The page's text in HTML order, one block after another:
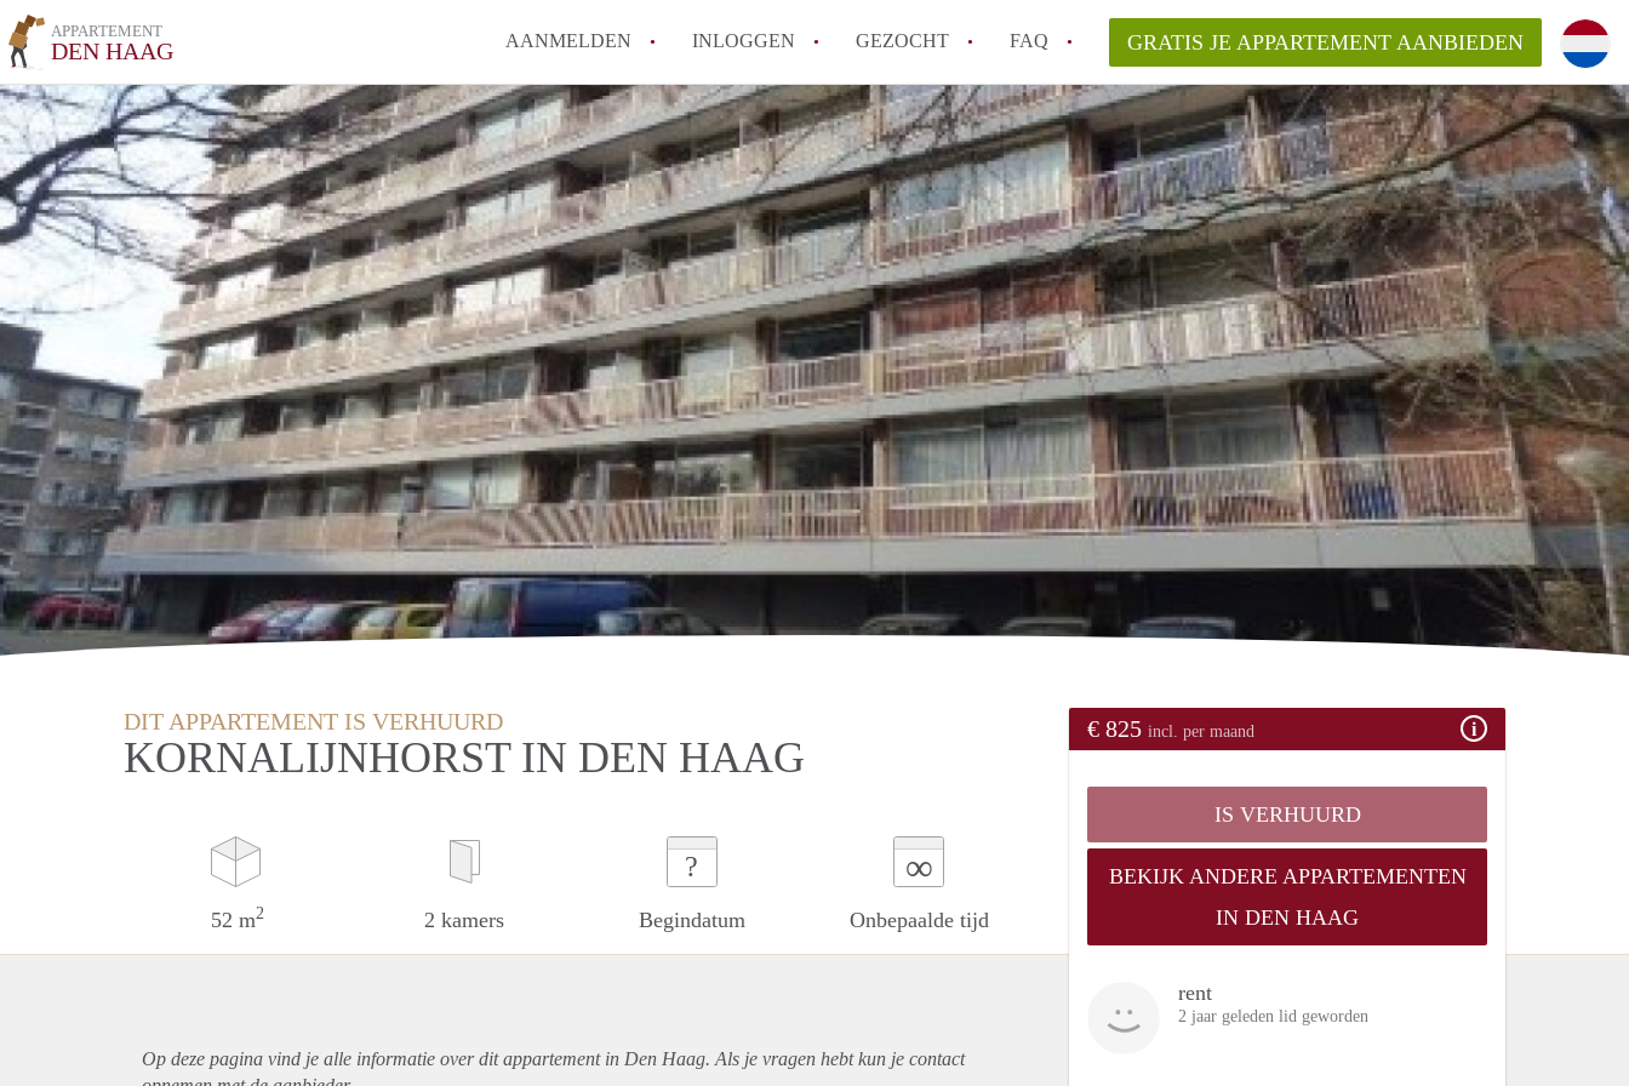
APPARTEMENT
DEN HAAG AANMELDEN INLOGGEN GEZOCHT FAQ
How to translate AppartementDenHaag!
Wat is Appartement-DenHaag?
Hoeveel kost het om te reageren op een Appartement in Den Haag?
Wat is de privacyverklaring van Appartement-DenHaag?
Berekent Appartement-DenHaag
makelaarsvergoeding/bemiddelingsvergoeding?
Alle veelgestelde vragen
GRATIS JE APPARTEMENT AANBIEDEN
DIT APPARTEMENT IS VERHUURD
KORNALIJNHORST IN DEN HAAG
52 m2 2 kamers
?
Begindatum
∞
Onbepaalde tijd
€ 825 incl. per maand
IS VERHUURD
BEKIJK ANDERE APPARTEMENTEN
IN DEN HAAG
rent
2 jaar geleden lid geworden
Op deze pagina vind je alle informatie over ditappartementin Den Haag. Als je vragen hebt kun je contact